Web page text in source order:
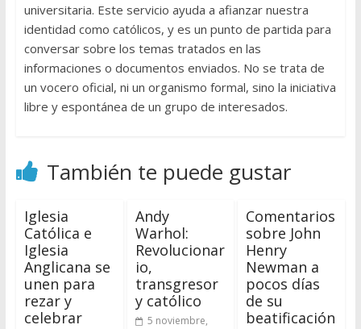
universitaria. Este servicio ayuda a afianzar nuestra
identidad como católicos, y es un punto de partida para
conversar sobre los temas tratados en las
informaciones o documentos enviados. No se trata de
un vocero oficial, ni un organismo formal, sino la iniciativa
libre y espontánea de un grupo de interesados.
También te puede gustar
Iglesia
Católica e
Iglesia
Anglicana se
unen para
rezar y
celebrar
Andy
Warhol:
Revolucionar
io,
transgresor
y católico
5 noviembre,
Comentarios
sobre John
Henry
Newman a
pocos días
de su
beatificación